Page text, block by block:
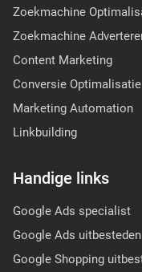
Zoekmachine
Zoekmachine
Content Marketing
Conversie Optimalisatie
Marketing Automation
Linkbuilding
Handige links
Google Ads specialist
Google Ads uitbesteden
Google Shopping